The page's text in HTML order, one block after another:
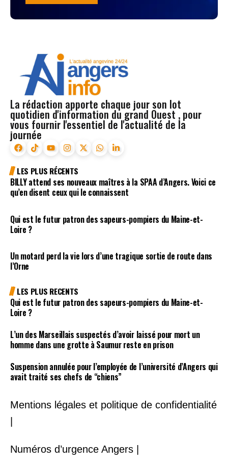
La rédaction apporte chaque jour son lot
quotidien d'information du grand Ouest , pour
vous fournir l'essentiel de l'actualité de la
journée
LES PLUS RÉCENTS
BILLY attend ses nouveaux maîtres à la SPAA d’Angers. Voici ce
qu’en disent ceux qui le connaissent
Qui est le futur patron des sapeurs-pompiers du Maine-et-
Loire ?
Un motard perd la vie lors d’une tragique sortie de route dans
l’Orne
LES PLUS RECENTS
Qui est le futur patron des sapeurs-pompiers du Maine-et-
Loire ?
L’un des Marseillais suspectés d’avoir laissé pour mort un
homme dans une grotte à Saumur reste en prison
Suspension annulée pour l’employée de l’université d’Angers qui
avait traité ses chefs de “chiens”
Mentions légales et politique de confidentialité
Numéros d’urgence Angers |